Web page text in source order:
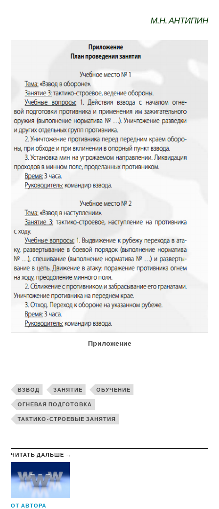
М.Н. АНТИПИН
Приложение
ВЗВОД ЗАНЯТИЕ ОБУЧЕНИЕ
ОГНЕВАЯ ПОДГОТОВКА
ТАКТИКО-СТРОЕВЫЕ ЗАНЯТИЯ
ЧИТАТЬ ДАЛЬШЕ →
ОТ АВТОРА